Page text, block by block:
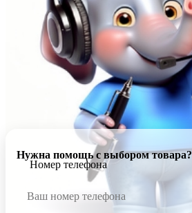
Нужна помощь с выбором товара?
Номер телефона